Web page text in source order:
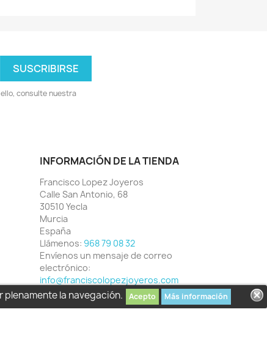
la navegación. Acepto Más información
consulte nuestra
INFORMACIÓN DE LA TIENDA
Francisco Lopez Joyeros
Calle San Antonio, 68
30510 Yecla
Murcia
España
Llámenos: 968 79 08 32
Envíenos un mensaje de correo
electrónico:
info@franciscolopezjoyeros.com